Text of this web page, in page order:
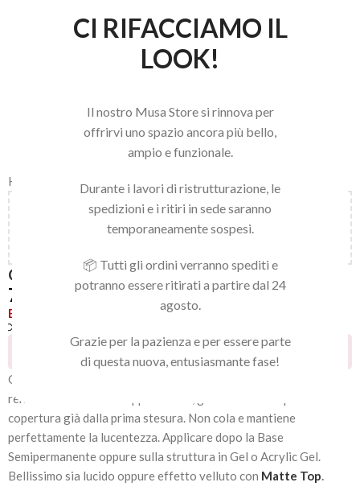
CI RIFACCIAMO IL
LOOK!
Il nostro Musa Store si rinnova per
offrirvi uno spazio ancora più bello,
ampio e funzionale.
Durante i lavori di ristrutturazione, le
spedizioni e i ritiri in sede saranno
temporaneamente sospesi.
📦 Tutti gli ordini verranno spediti e
potranno essere ritirati a partire dal 24
agosto.
Grazie per la pazienza e per essere parte
di questa nuova, entusiasmante fase!
Home LINEA NAILS / GEL POLISH GEL POLISH
150,00€al carrello e ottieni la spedizione
GEL POLISH 144
7,92
Esaurito
Persone che guardano questo prodotto ora!
Gel polish 144 della collezione
rende facile e veloce l’applicazione, garantendo una perfetta
copertura già dalla prima stesura. Non cola e mantiene
perfettamente la lucentezza. Applicare dopo la Base
Semipermanente oppure sulla struttura in Gel o Acrylic Gel.
Bellissimo sia lucido oppure effetto velluto con Matte Top.